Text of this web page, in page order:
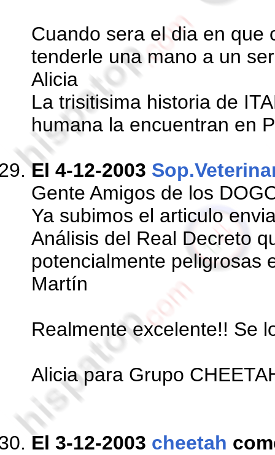
Cuando sera el dia en que
tenderle una mano a un
Alicia
La trisitisima historia de
humana la encuentran en
El 4-12-2003
Gente Amigos de los
Ya subimos el articulo
Análisis del Real Decreto
potencialmente peligrosas
Martín
Realmente excelente!! Se
Alicia para Grupo
El 3-12-2003 cheetah